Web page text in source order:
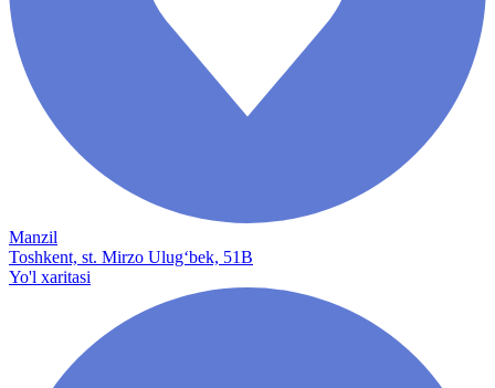
Manzil
Toshkent, st. Mirzo Ulug‘bek, 51B
Yo'l xaritasi